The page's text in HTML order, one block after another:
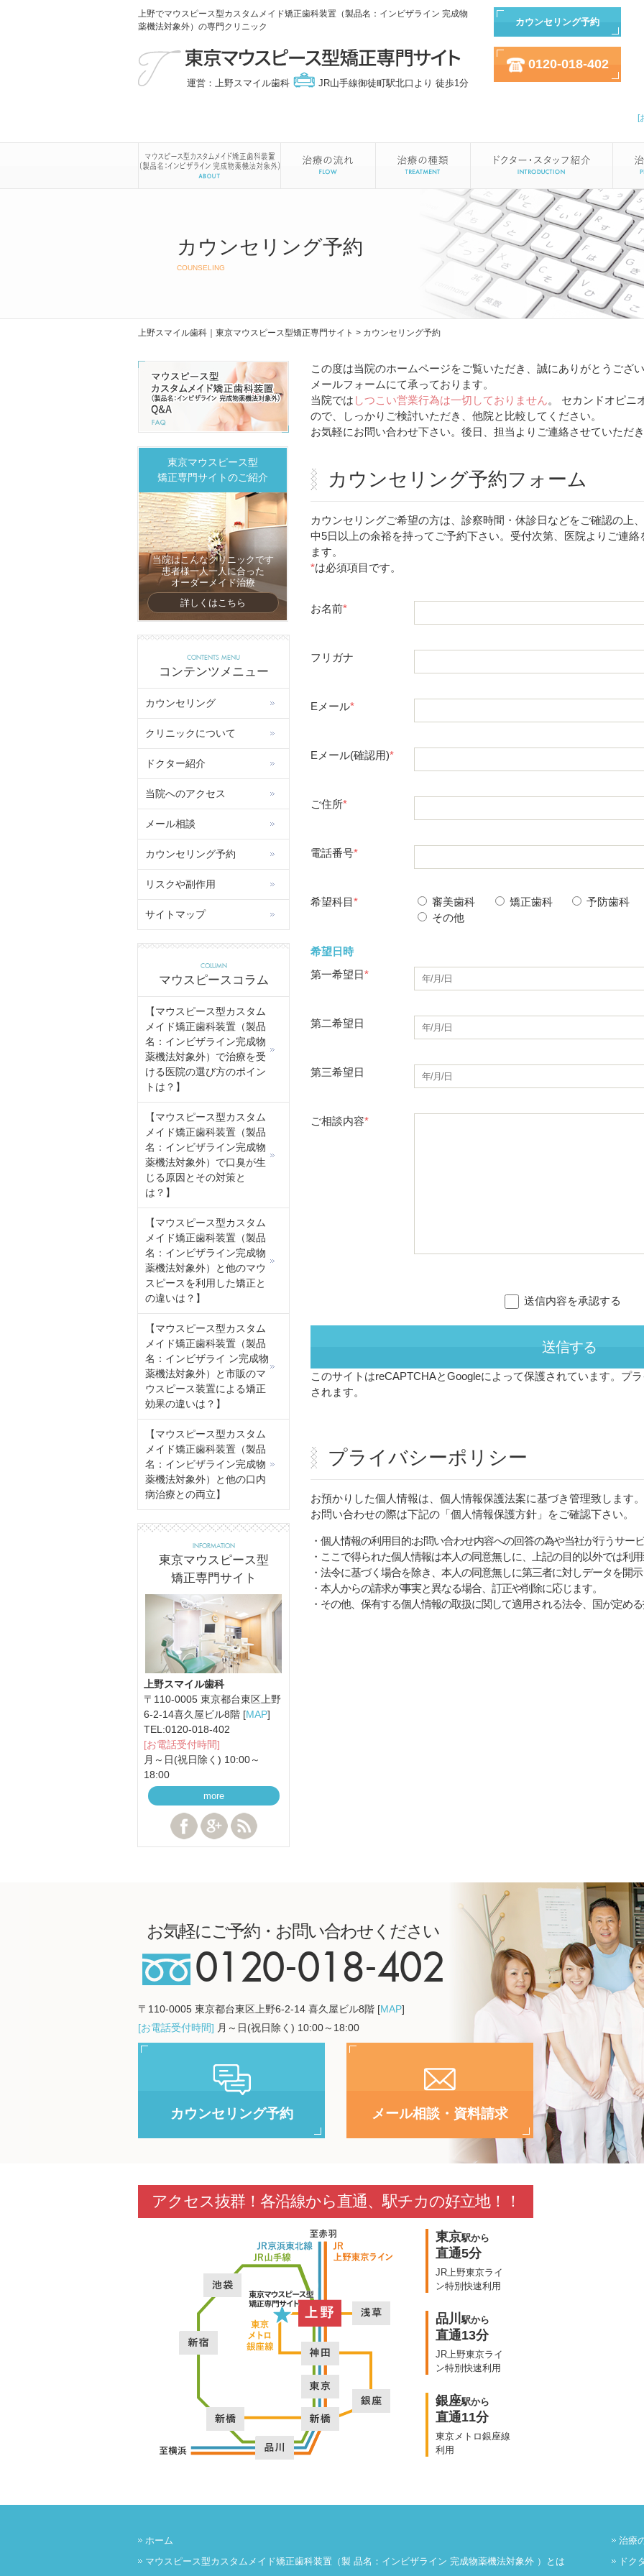
上野でマウスピース型カスタムメイド矯正歯科装置（製品名：インビザライン 完成物
薬機法対象外）の専門クリニック
運営：上野スマイル歯科 JR山手線御徒町駅北口より 徒歩1分
カウンセリング予約
0120-018-402
[
カウンセリング予約
COUNSELING
上野スマイル歯科｜東京マウスピース型矯正専門サイト > カウンセリング予約
この度は当院のホームページをご覧いただき、誠にありがとうござ
メールフォームにて承っております。
当院では しつこい営業行為は一切しておりません。 セカンドオピニ
ので、しっかりご検討いただき、他院と比較してください。
お気軽にお問い合わせ下さい。後日、担当よりご連絡させていただき
カウンセリング予約フォーム
カウンセリングご希望の方は、診察時間・休診日などをご確認の上
中5日以上の余裕を持ってご予約下さい。受付次第、医院よりご連
ます。
*は必須項目です。
お名前*
フリガナ
Eメール*
Eメール(確認用)*
ご住所*
電話番号*
希望科目* 審美歯科 矯正歯科 予防歯科
その他
希望日時
第一希望日*
第二希望日
第三希望日
ご相談内容*
送信内容を承認する
このサイトはreCAPTCHAとGoogleによって保護されています。 プ
されます。
プライバシーポリシー
お預かりした個人情報は、個人情報保護法案に基づき管理致します。
お問い合わせの際は下記の「個人情報保護方針」をご確認下さい。
・個人情報の利用目的:お問い合わせ内容への回答の為や当社が行うサー
・ここで得られた個人情報は本人の同意無しに、上記の目的以外では利用
・法令に基づく場合を除き、本人の同意無しに第三者に対しデータを開
・本人からの請求が事実と異なる場合、訂正や削除に応じます。
・その他、保有する個人情報の取扱に関して適用される法令、国が定め
東京マウスピース型
矯正専門サイトのご紹介
当院はこんなクリニックです
患者様一人一人に合った
オーダーメイド治療
詳しくはこちら
CONTENTS MENU
コンテンツメニュー
カウンセリング
クリニックについて
ドクター紹介
当院へのアクセス
メール相談
カウンセリング予約
リスクや副作用
サイトマップ
COLUMN
マウスピースコラム
【マウスピース型カスタム
メイド矯正歯科装置（製品
名：インビザライン完成物
薬機法対象外）で治療を受
ける医院の選び方のポイン
トは？】
【マウスピース型カスタム
メイド矯正歯科装置（製品
名：インビザライン完成物
薬機法対象外）で口臭が生
じる原因とその対策と
は？】
【マウスピース型カスタム
メイド矯正歯科装置（製品
名：インビザライン完成物
薬機法対象外）と他のマウ
スピースを利用した矯正と
の違いは？】
【マウスピース型カスタム
メイド矯正歯科装置（製品
名：インビザライ ン完成物
薬機法対象外）と市販のマ
ウスピース装置による矯正
効果の違いは？】
【マウスピース型カスタム
メイド矯正歯科装置（製品
名：インビザライン完成物
薬機法対象外）と他の口内
病治療との両立】
INFORMATION
東京マウスピース型
矯正専門サイト
上野スマイル歯科
〒110-0005 東京都台東区上野
6-2-14喜久屋ビル8階 [MAP]
TEL:0120-018-402
[お電話受付時間]
月～日(祝日除く) 10:00～
18:00
more
お気軽にご予約・お問い合わせください
0120-018-402
〒110-0005 東京都台東区上野6-2-14 喜久屋ビル8階 [MAP]
[お電話受付時間] 月～日(祝日除く) 10:00～18:00
カウンセリング予約 メール相談・資料請求
アクセス抜群！各沿線から直通、駅チカの好立地！！
東京駅から
直通5分
JR上野東京ライ
ン特別快速利用
品川駅から
直通13分
JR上野東京ライ
ン特別快速利用
銀座駅から
直通11分
東京メトロ銀座線
利用
ホーム
マウスピース型カスタムメイド矯正歯科装置（製 品名：インビザライン 完成物薬機法対象外 ）とは
治療
ドク